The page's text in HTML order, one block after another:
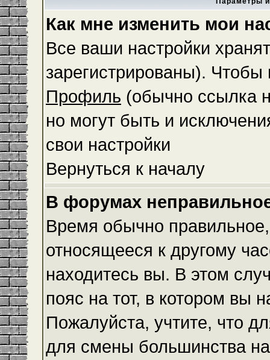
Как мне изменить мои
Все ваши настройки
зарегистрированы). Чтобы
Профиль (обычно ссылка
но могут быть и
свои настройки
Вернуться к началу
В форумах
Время обычно
относящееся к другому
находитесь вы. В этом
пояс на тот, в котором вы
Пожалуйста, учтите, что
для смены большинства